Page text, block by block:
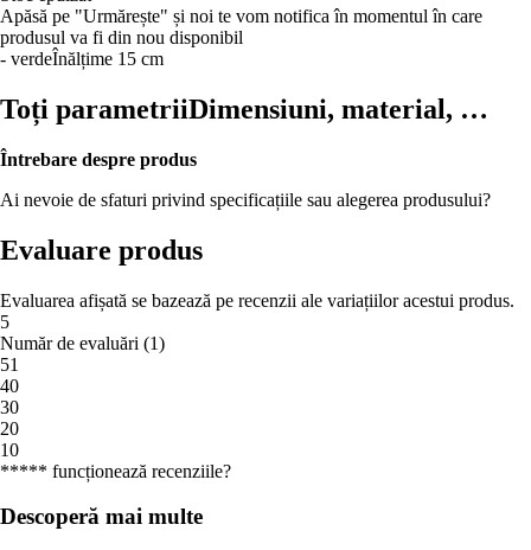
Apăsă pe "Urmărește" și noi te vom notifica în momentul în care
produsul va fi din nou disponibil
- verdeÎnălțime 15 cm
Toți parametriiDimensiuni, material, …
Întrebare despre produs
Ai nevoie de sfaturi privind specificațiile sau alegerea produsului?
Evaluare produs
Evaluarea afișată se bazează pe recenzii ale variațiilor acestui produs.
5
Număr de evaluări (1)
51
40
30
20
10
***** funcționează recenziile?
Descoperă mai multe